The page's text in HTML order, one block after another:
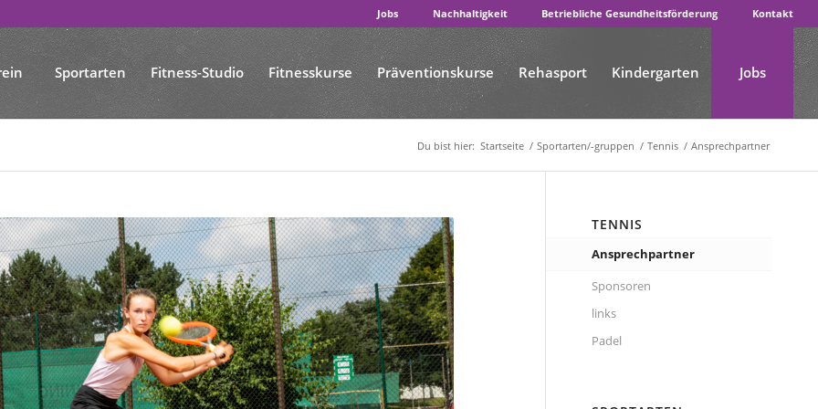
Jobs Nachhaltigkeit Betriebliche Gesundheitsförderung Kontakt
Sportarten Fitness-Studio Fitnesskurse Präventionskurse Rehasport Kindergarten Jobs
Du bist hier: Startseite / Sportarten/-gruppen / Tennis / Ansprechpartner
TENNIS
Ansprechpartner
Sponsoren
links
Padel